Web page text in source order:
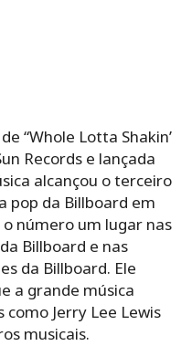
“Whole Lotta Shakin’
Records e lançada
alcançou o terceiro
pop da Billboard em
número um lugar nas
Billboard e nas
da Billboard. Ele
a grande música
Jerry Lee Lewis
musicais.